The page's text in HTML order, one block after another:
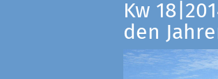
Kw
den